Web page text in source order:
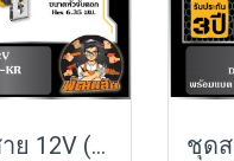
ไขควงคลัชไร้สาย 12V (DCF601N-KR) Dewalt (ตัวเปล่า)